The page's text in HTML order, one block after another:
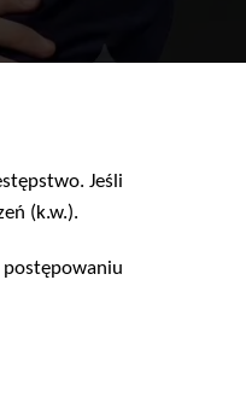
Jeśli
(k.w.).